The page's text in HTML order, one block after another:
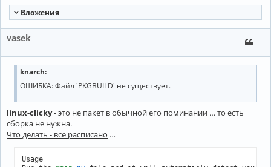
Вложения
vasek
knarch:
ОШИБКА: Файл 'PKGBUILD' не существует.
linux-clicky- это не пакет в обычной его поминании … то есть
сборка не нужна.
Что делать - все расписано …
Usage